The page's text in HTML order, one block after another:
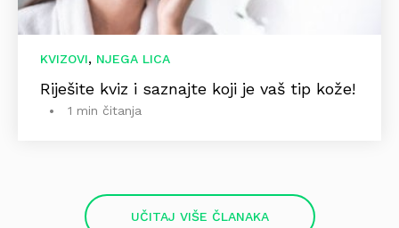
KVIZOVI, NJEGA LICA
Riješite kviz i saznajte koji je vaš tip kože!
1 min čitanja
UČITAJ VIŠE ČLANAKA